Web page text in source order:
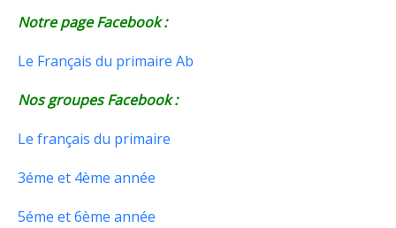
Notre page Facebook :
Le Français du primaire Ab
Nos groupes Facebook :
Le français du primaire
3éme et 4ème année
5éme et 6ème année